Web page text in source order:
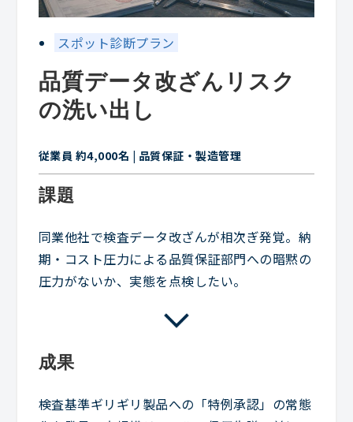
スポット診断プラン
品質データ改ざんリスク
の洗い出し
従業員 約4,000名 | 品質保証・製造管理
課題
同業他社で検査データ改ざんが相次ぎ発覚。納
期・コスト圧力による品質保証部門への暗黙の
圧力がないか、実態を点検したい。
成果
検査基準ギリギリ製品への「特例承認」の常態